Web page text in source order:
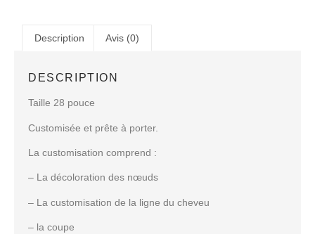
Description Avis (0)
DESCRIPTION
Taille 28 pouce
Customisée et prête à porter.
La customisation comprend :
– La décoloration des nœuds
– La customisation de la ligne du cheveu
– la coupe